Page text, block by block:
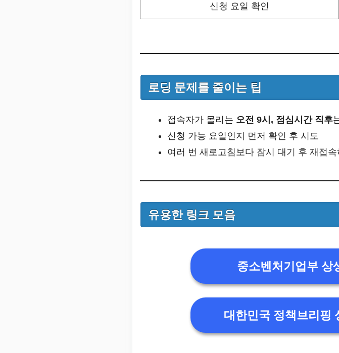
신청 요일 확인
로딩 문제를 줄이는 팁
접속자가 몰리는 오전 9시, 점심시간 직후
신청 가능 요일인지 먼저 확인 후 시도
여러 번 새로고침보다 잠시 대기 후 재접
유용한 링크 모음
중소벤처기업부 상
대한민국 정책브리핑